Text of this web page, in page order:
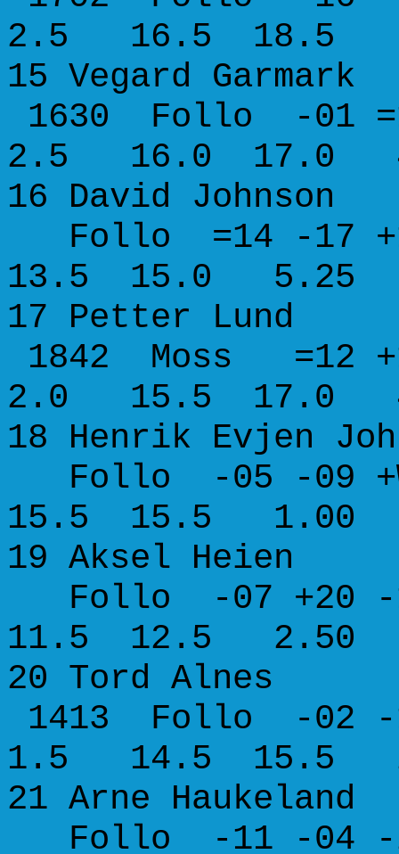
2.5 16.5 18.5
15 Vegard
1630 Follo -01
2.5 16.0 17.0
16 David
Follo =14 -17
13.5 15.0 5.25
17 Petter
1842 Moss =12
2.0 15.5 17.0
18 Henrik
Follo -05 -09
15.5 15.5 1.00
19 Aksel
Follo -07 +20
11.5 12.5 2.50
20 Tord
1413 Follo -02 -
1.5 14.5 15.5
21 Arne
Follo -11 -04 -